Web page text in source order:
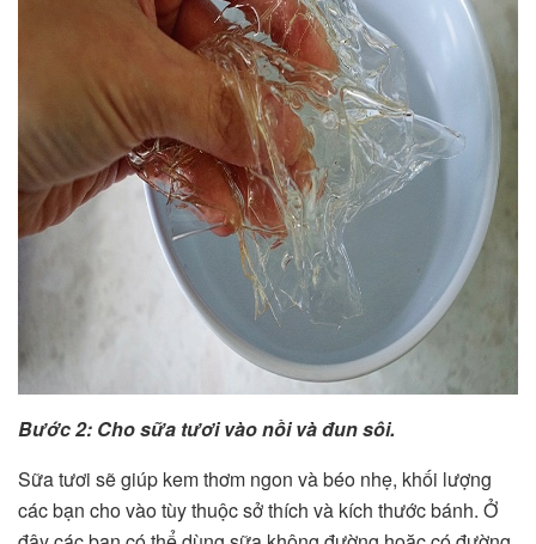
Bước 2: Cho sữa tươi vào nồi và đun sôi.
Sữa tươi sẽ giúp kem thơm ngon và béo nhẹ, khối lượng
các bạn cho vào tùy thuộc sở thích và kích thước bánh. Ở